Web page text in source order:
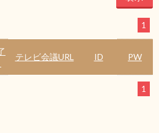
1
テレビ会議URL ID PW
1